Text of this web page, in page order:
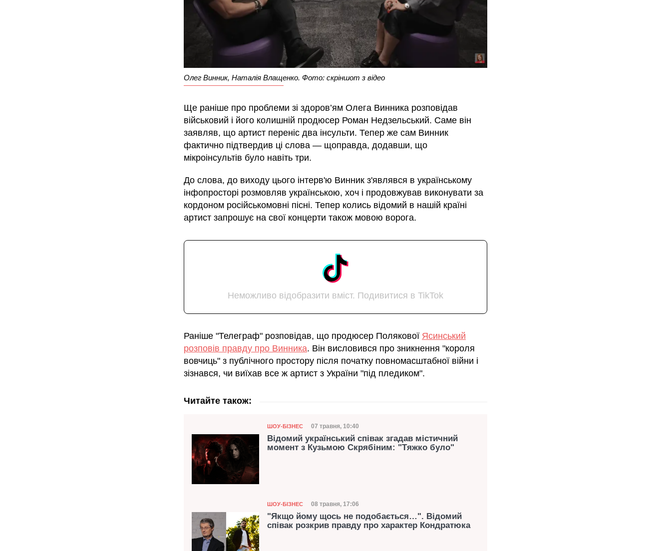
Олег Винник, Наталія Влащенко. Фото: скріншот з відео
Ще раніше про проблеми зі здоров’ям Олега Винника розповідав
військовий і його колишній продюсер Роман Недзельський. Саме він
заявляв, що артист переніс два інсульти. Тепер же сам Винник
фактично підтвердив ці слова — щоправда, додавши, що
мікроінсультів було навіть три.
До слова, до виходу цього інтерв'ю Винник з'являвся в українському
інфопросторі розмовляв українською, хоч і продовжував виконувати за
кордоном російськомовні пісні. Тепер колись відомий в нашій країні
артист запрошує на свої концерти також мовою ворога.
Неможливо відобразити вміст. Подивитися в TikTok
Раніше "Телеграф" розповідав, що продюсер Полякової Ясинський
розповів правду про Винника. Він висловився про зникнення "короля
вовчиць" з публічного простору після початку повномасштабної війни і
зізнався, чи виїхав все ж артист з України "під пледиком".
Читайте також:
Категорія
ШОУ-БІЗНЕС Дата публікації
07 травня, 10:40
Відомий український співак згадав містичний
момент з Кузьмою Скрябіним: "Тяжко було"
Категорія
ШОУ-БІЗНЕС Дата публікації
08 травня, 17:06
"Якщо йому щось не подобається…". Відомий
співак розкрив правду про характер Кондратюка